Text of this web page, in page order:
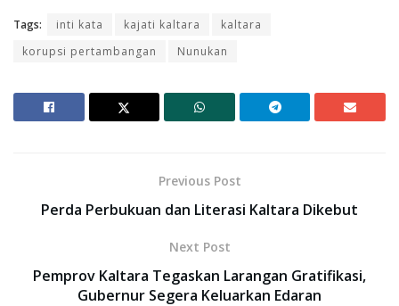
Tags: inti kata kajati kaltara
kaltara
korupsi pertambangan
Nunukan
Previous Post
Perda Perbukuan dan Literasi Kaltara Dikebut
Next Post
Pemprov Kaltara Tegaskan Larangan Gratifikasi,
Gubernur Segera Keluarkan Edaran